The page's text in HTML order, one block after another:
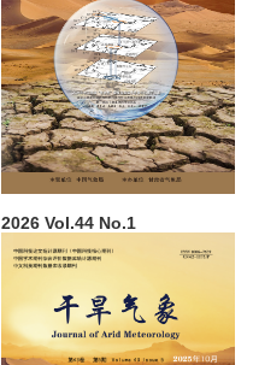
2026 Vol.44 No.1